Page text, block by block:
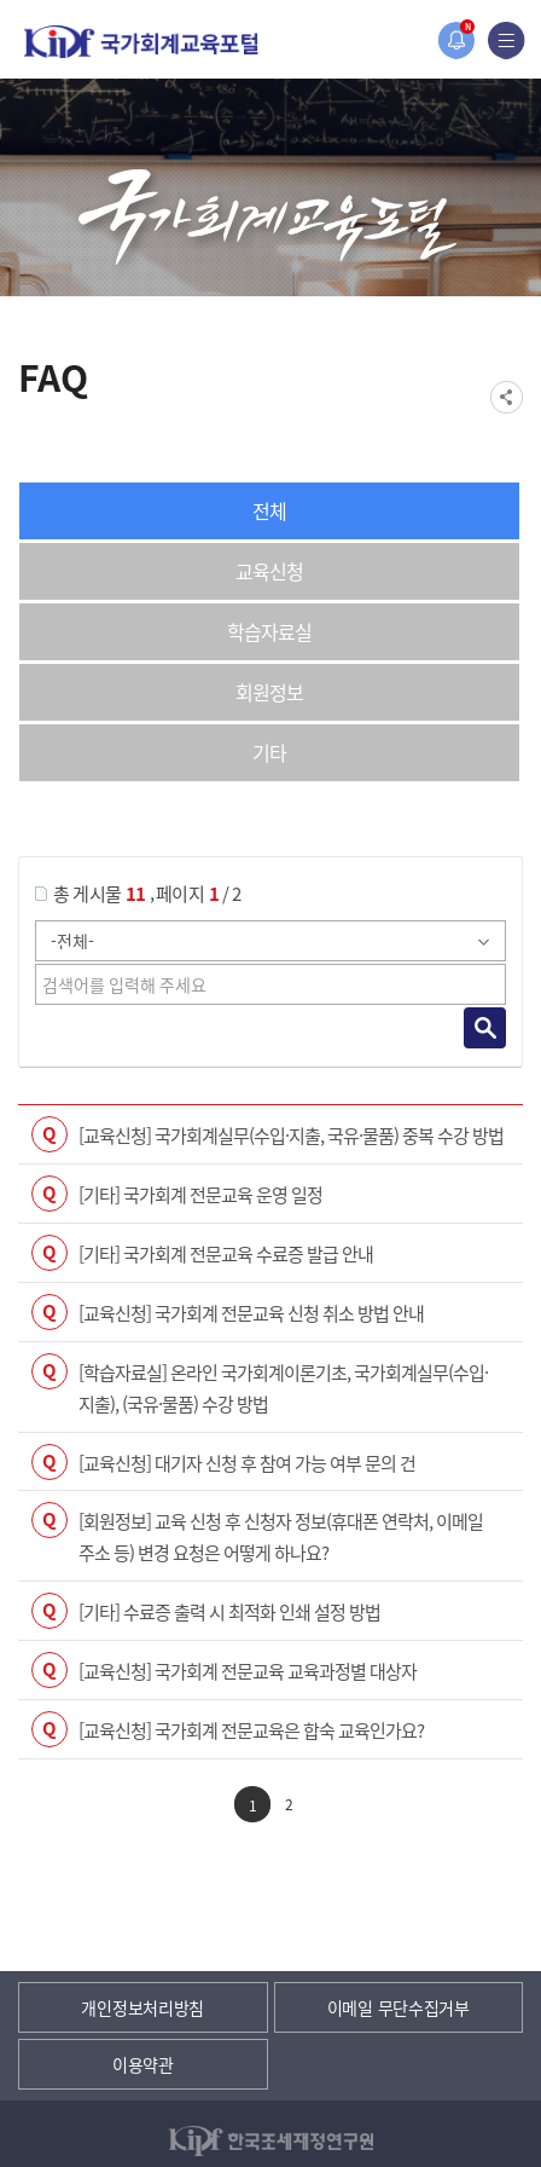
N
홈페이지가 새롭게 개편되었습니다.
한국조세재정연구원홈페이지가 새롭게 개설되었습니다.
FAQ
전체
교육신청
학습자료실
회원정보
기타
총 게시물 11 ,페이지 1/ 2
Q [교육신청] 국가회계실무(수입·지출, 국유·물품) 중복 수강 방법
Q [기타] 국가회계 전문교육 운영 일정
Q [기타] 국가회계 전문교육 수료증 발급 안내
Q [교육신청] 국가회계 전문교육 신청 취소 방법 안내
Q
[학습자료실] 온라인 국가회계이론기초, 국가회계실무(수입·
지출), (국유·물품) 수강 방법
Q [교육신청] 대기자 신청 후 참여 가능 여부 문의 건
Q
[회원정보] 교육 신청 후 신청자 정보(휴대폰 연락처, 이메일
주소 등) 변경 요청은 어떻게 하나요?
Q [기타] 수료증 출력 시 최적화 인쇄 설정 방법
Q [교육신청] 국가회계 전문교육 교육과정별 대상자
Q [교육신청] 국가회계 전문교육은 합숙 교육인가요?
1 2
개인정보처리방침 이메일 무단수집거부
이용약관